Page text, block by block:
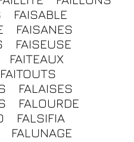
FAISABLE
FAISANES
FAISEUSE
FAITEAUX
FAITOUTS
FALAISES
FALOURDE
FALSIFIA
FALUNAGE